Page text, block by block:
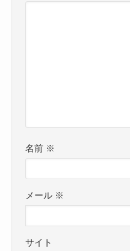
名前 ※
メール ※
サイト